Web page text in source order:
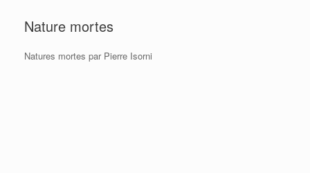
Nature mortes
Natures mortes par Pierre Isorni